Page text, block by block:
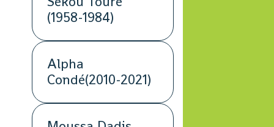
(1958-1984)
Alpha
Condé(2010-2021)